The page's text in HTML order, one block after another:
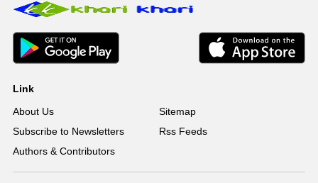
Link
About Us
Sitemap
Subscribe to Newsletters
Rss Feeds
Authors & Contributors